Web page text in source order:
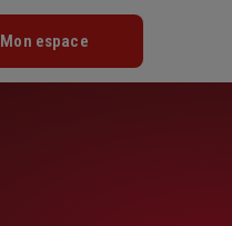
Mon espace